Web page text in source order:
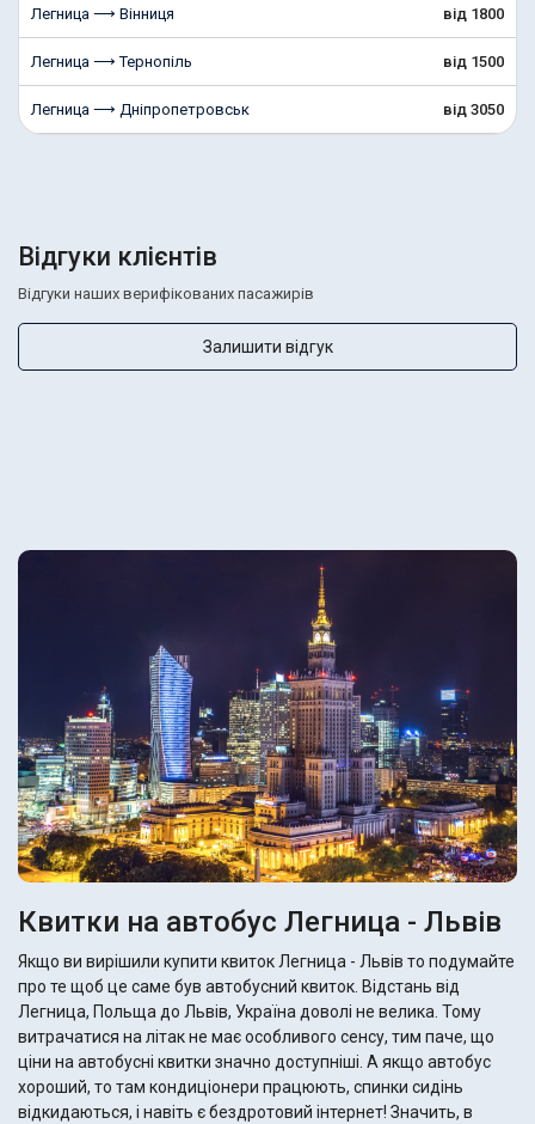
Легница ⟶ Вінниця від 1800
Легница ⟶ Тернопіль від 1500
Легница ⟶ Дніпропетровськ від 3050
Відгуки клієнтів
Відгуки наших верифікованих пасажирів
Залишити відгук
Квитки на автобус Легница - Львів
Якщо ви вирішили купити квиток Легница - Львів то подумайте
про те щоб це саме був автобусний квиток. Відстань від
Легница, Польща до Львів, Україна доволі не велика. Тому
витрачатися на літак не має особливого сенсу, тим паче, що
ціни на автобусні квитки значно доступніші. А якщо автобус
хороший, то там кондиціонери працюють, спинки сидінь
відкидаються, і навіть є бездротовий інтернет! Значить, в